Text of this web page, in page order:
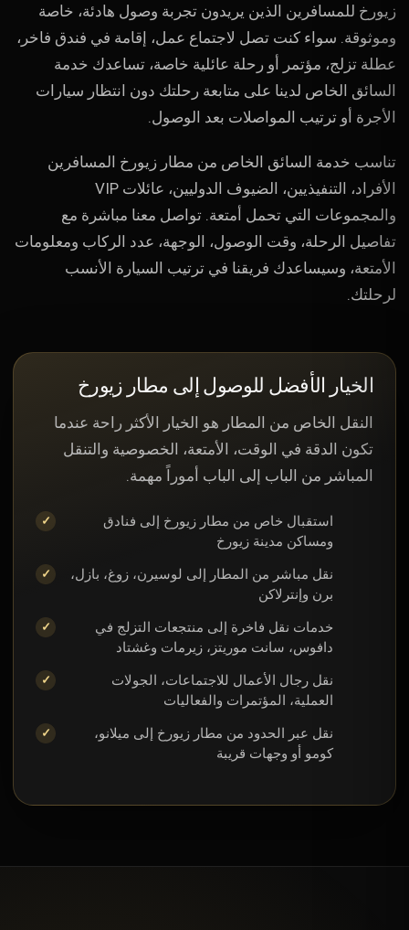
زيورخ للمسافرين الذين يريدون تجربة وصول هادئة، خاصة
وموثوقة. سواء كنت تصل لاجتماع عمل، إقامة في فندق فاخر،
عطلة تزلج، مؤتمر أو رحلة عائلية خاصة، تساعدك خدمة
السائق الخاص لدينا على متابعة رحلتك دون انتظار سيارات
الأجرة أو ترتيب المواصلات بعد الوصول.
تناسب خدمة السائق الخاص من مطار زيورخ المسافرين
الأفراد، التنفيذيين، الضيوف الدوليين، عائلات VIP
والمجموعات التي تحمل أمتعة. تواصل معنا مباشرة مع
تفاصيل الرحلة، وقت الوصول، الوجهة، عدد الركاب ومعلومات
الأمتعة، وسيساعدك فريقنا في ترتيب السيارة الأنسب
لرحلتك.
الخيار الأفضل للوصول إلى مطار زيورخ
النقل الخاص من المطار هو الخيار الأكثر راحة عندما
تكون الدقة في الوقت، الأمتعة، الخصوصية والتنقل
المباشر من الباب إلى الباب أموراً مهمة.
استقبال خاص من مطار زيورخ إلى فنادق
ومساكن مدينة زيورخ
نقل مباشر من المطار إلى لوسيرن، زوغ، بازل،
برن وإنترلاكن
خدمات نقل فاخرة إلى منتجعات التزلج في
دافوس، سانت موريتز، زيرمات وغشتاد
نقل رجال الأعمال للاجتماعات، الجولات
العملية، المؤتمرات والفعاليات
نقل عبر الحدود من مطار زيورخ إلى ميلانو،
كومو أو وجهات قريبة